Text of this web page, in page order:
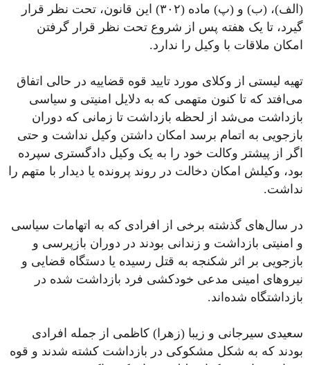
(الف)، (ب) و (پ) ماده (۳۰۲) این قانون، تحت نظر قرار
گیرد، تا یک هفته پس از شروع تحت نظر قرار گرفتن
امکان ملاقات با وکیل را ندارد.
تهیه لیستی از وکلای مورد تایید قوه قضاییه در حالی اتفاق
می‌افتد که تا کنون متهمی که به دلایل امنیتی و سیاسی
بازداشت می‌شد از لحظه بازداشت تا زمانی که دوران
بازجویی به اتمام برسد امکان داشتن وکیل نداشت و حتی
اگر از پیشتر وکالت خود را به یک وکیل دادگستری سپرده
بود، وکیلش امکان دخالت در روند پرونده یا دیدار با متهم را
نداشت.
در سال‌های گذشته برخی از افرادی که به اتهامات سیاسی
و امنیتی بازداشت و زندانی بودند در دوران بازپرسی و
بازجویی بر اثر شکنجه به قتل رسیده یا دستگاه قضایی و
نیروهای امینی مدعی خودکشی فرد بازداشت شده در
بازداشتگاه شده‌اند.
سعیدی سیرجانی و زیبا (زهرا) کاظمی از جمله افرادی
بودند که به شکل مشکوکی در بازداشت کشته شدند و قوه